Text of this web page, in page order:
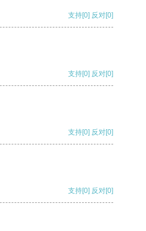
支持[0] 反对[0]
支持[0] 反对[0]
支持[0] 反对[0]
支持[0] 反对[0]